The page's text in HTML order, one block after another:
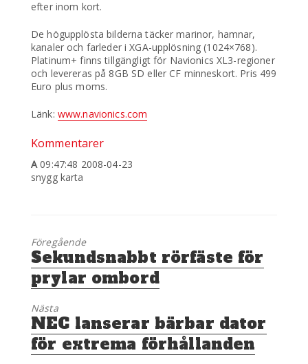
efter inom kort.
De högupplösta bilderna täcker marinor, hamnar,
kanaler och farleder i XGA-upplösning (1024×768).
Platinum+ finns tillgängligt för Navionics XL3-regioner
och levereras på 8GB SD eller CF minneskort. Pris 499
Euro plus moms.
Länk: www.navionics.com
Kommentarer
A 09:47:48 2008-04-23
snygg karta
Föregående
Föregående
inlägg:
Sekundsnabbt rörfäste för
prylar ombord
Nästa
Nästa
inlägg:
NEC lanserar bärbar dator
för extrema förhållanden